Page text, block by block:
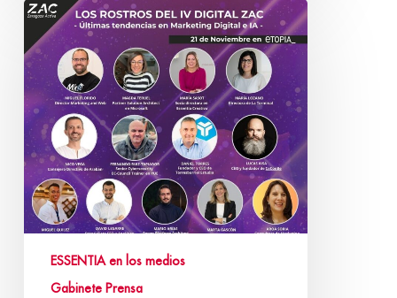
ESSENTIA en los medios
Gabinete Prensa